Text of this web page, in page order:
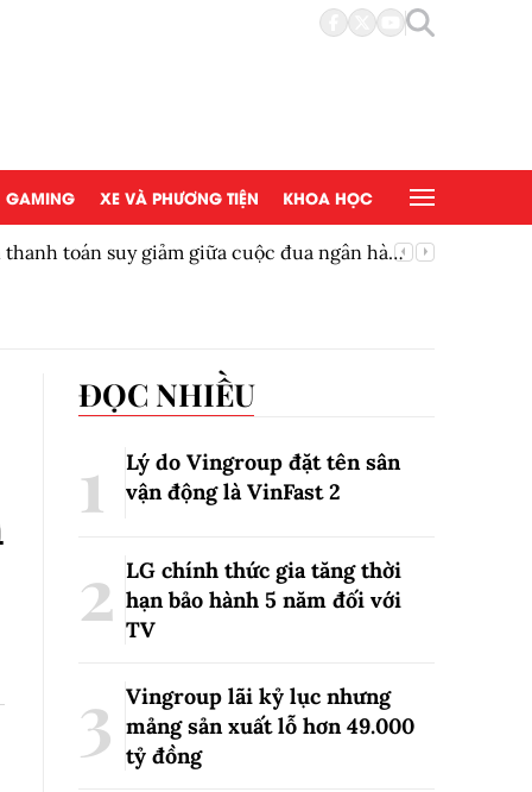
GAMING XE VÀ PHƯƠNG TIỆN KHOA HỌC
toán suy giảm giữa cuộc đua ngân hàng
ĐỌC NHIỀU
Lý do Vingroup đặt tên sân
vận động là VinFast2
LG chính thức gia tăng thời
hạn bảo hành 5 năm đối với
TV
Vingroup lãi kỷ lục nhưng
mảng sản xuất lỗ hơn 49.000
tỷ đồng